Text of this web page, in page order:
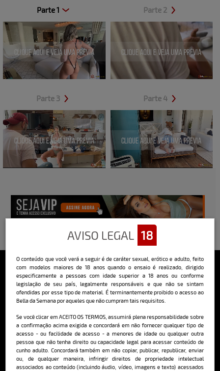
Parte 1
Clique aqui e veja uma prévia
Parte 2
Clique aqui e veja uma prévia
Parte 3
Clique aqui e veja uma prévia
Parte 4
Clique aqui e veja uma prévia
AVISO LEGAL 18
O conteúdo que você verá a seguir é de caráter sexual, erótico e adulto, feito
com modelos maiores de 18 anos quando o ensaio é realizado, dirigido
especificamente a pessoas com idade superior a 18 anos ou conforme
legislação de seu país, legalmente responsáveis e que não se sintam
ofendidas por esse tipo de material. É terminantemente proibido o acesso ao
Bella da Semana por aqueles que não cumpram tais requisitos.
Se você clicar em ACEITO OS TERMOS, assumirá plena responsabilidade sobre
a confirmação acima exigida e concordará em não fornecer qualquer tipo de
acesso - ou facilidade de acesso - a menores de idade ou qualquer outra
pessoa que não tenha direito ou capacidade legal para acessar conteúdo de
cunho adulto. Concordará também em não copiar, publicar, republicar, enviar
ou, de qualquer maneira, infringir direitos de propriedade intelectual
associados ao conteúdo (incluindo áudio, vídeo, imagens e texto) acessados
Sobre o Bella
O Bella da Semana é a maior e mais longeva revista masculina digital
qualidade, além de conteúdo editorial sobre saúde, esportes, moda,
comportamento, relacionamentos, tecnologia e erotismo.
Saiba mais